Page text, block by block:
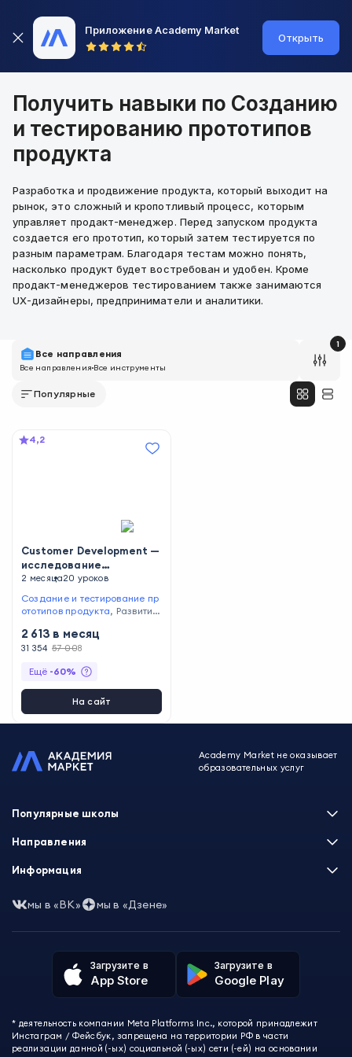
Приложение Academy Market
Открыть
Получить навыки по Созданию
и тестированию прототипов
продукта
Разработка и продвижение продукта, который выходит на
рынок, это сложный и кропотливый процесс, которым
управляет продакт-менеджер. Перед запуском продукта
создается его прототип, который затем тестируется по
разным параметрам. Благодаря тестам можно понять,
насколько продукт будет востребован и удобен. Кроме
продакт-менеджеров тестированием также занимаются
UX-дизайнеры, предприниматели и аналитики.
Все направления
Все направленияВсе инструменты
1
Популярные
4,2
Customer Development —
исследование
пользовательских
аудиторий для бизнеса
2 месяца20 уроков
Создание и тестирование пр
ототипов продукта, Развитие
ностей клиентов,
пективных каналов для сбыт
аудитории
2 613 в месяц
31 354 57 008
Ещё -60%
На сайт
Academy Market не оказывает
образовательных услуг
Загрузите в
App Store
Загрузите в
Google Play
* деятельность компании Meta Platforms Inc., которой принадлежит
Инстаграм / Фейсбук, запрещена на территории РФ в части
реализации данной (-ых) социальной (-ых) сети (-ей) на основании
Популярные школы
Skillbox
XYZ School
Skillfactory
Talentsy
ProductStar
Бруноям
EDPRO
Направления
Программирование
Маркетинг
Аналитика
Другие профессии
Красота и здоровье
Для детей и подростков
Информация
Часто задаваемые вопросы
Пользовательское соглашение
Политика обработки данных
Избранные курсы
Акции и скидки
О проекте
Контакты
мы в «ВК» мы в «Дзене»